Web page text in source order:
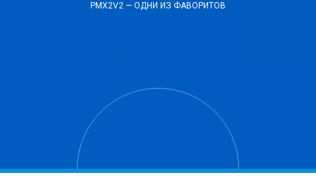
PMX2V2 — ОДНИ ИЗ ФАВОРИТОВ